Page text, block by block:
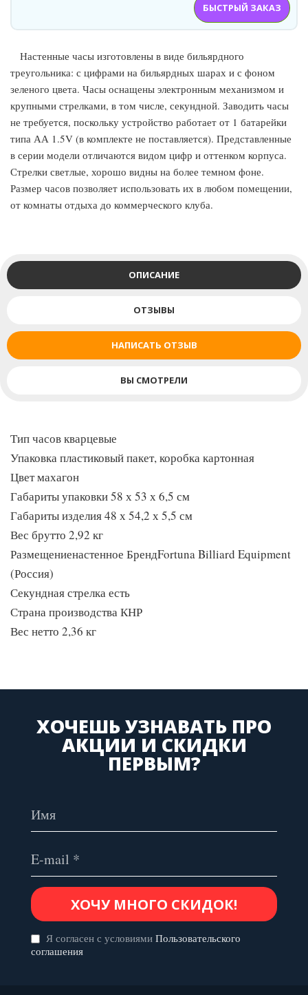
БЫСТРЫЙ ЗАКАЗ
Настенные часы изготовлены в виде бильярдного
треугольника: с цифрами на бильярдных шарах и с фоном
зеленого цвета. Часы оснащены электронным механизмом и
крупными стрелками, в том числе, секундной. Заводить часы
не требуется, поскольку устройство работает от 1 батарейки
типа АА 1.5V (в комплекте не поставляется). Представленные
в серии модели отличаются видом цифр и оттенком корпуса.
Стрелки светлые, хорошо видны на более темном фоне.
Размер часов позволяет использовать их в любом помещении,
от комнаты отдыха до коммерческого клуба.
ОПИСАНИЕ
ОТЗЫВЫ
НАПИСАТЬ ОТЗЫВ
ВЫ СМОТРЕЛИ
Тип часов кварцевые
Упаковка пластиковый пакет, коробка картонная
Цвет махагон
Габариты упаковки 58 х 53 х 6,5 см
Габариты изделия 48 х 54,2 х 5,5 см
Вес брутто 2,92 кг
Размещениенастенное БрендFortuna Billiard Equipment
(Россия)
Секундная стрелка есть
Страна производства КНР
Вес нетто 2,36 кг
ХОЧЕШЬ УЗНАВАТЬ ПРО
АКЦИИ И СКИДКИ
ПЕРВЫМ?
Я согласен с условиями Пользовательского
соглашения